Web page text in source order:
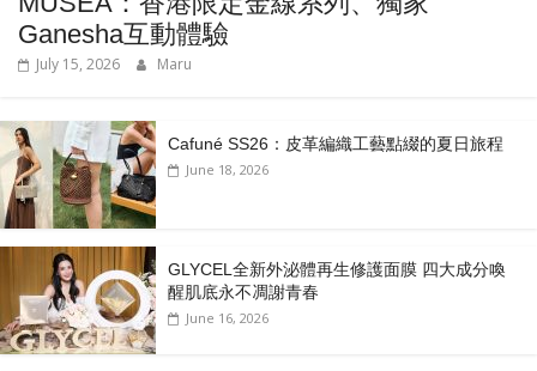
Ganesha互動體驗
July 15, 2026 Maru
Cafuné SS26：皮革編織工藝點綴的夏日旅程
June 18, 2026
GLYCEL全新外泌體再生修護面膜 四大成分喚
醒肌底永不凋謝青春
June 16, 2026